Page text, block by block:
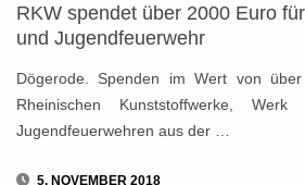
RKW spendet über 2000 Euro
und Jugendfeuerwehr
Dögerode. Spenden im Wert von
Rheinischen Kunststoffwerke,
Jugendfeuerwehren aus der …
5. NOVEMBER 2018